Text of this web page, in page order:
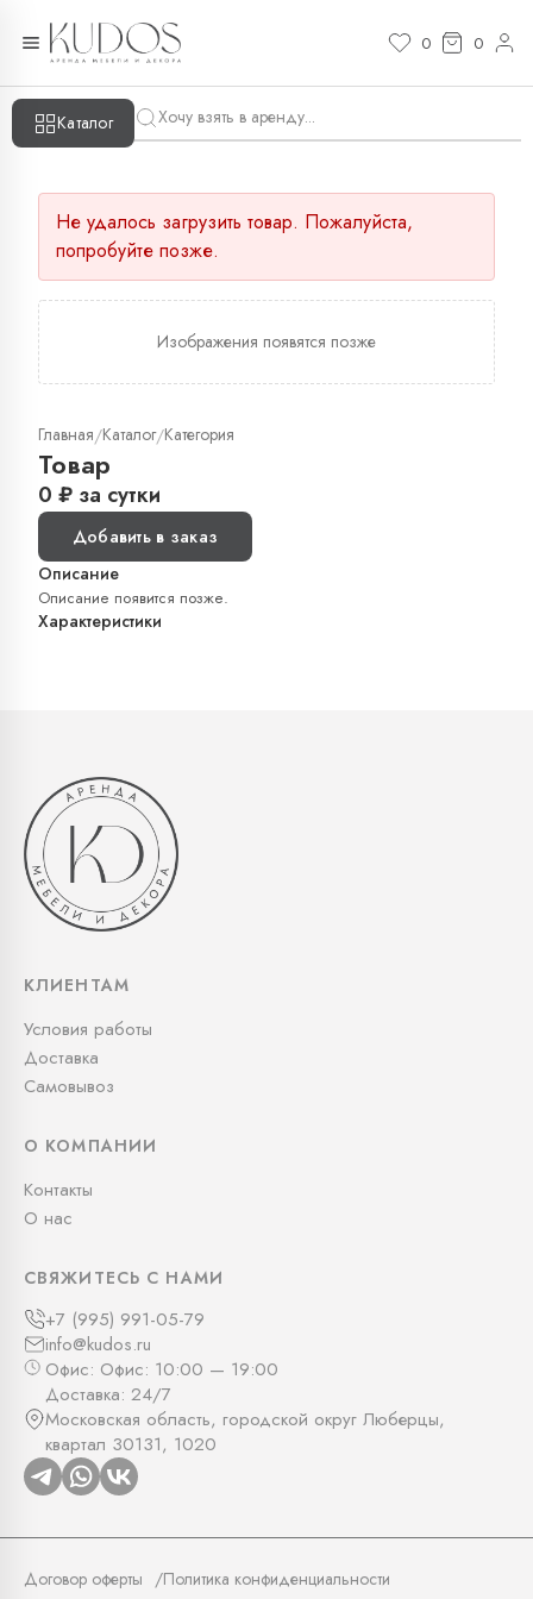
0 0
Каталог
Не удалось загрузить товар. Пожалуйста,
попробуйте позже.
Изображения появятся позже
Главная/Каталог/Категория
Товар
0 ₽ за сутки
Добавить в заказ
Описание
Описание появится позже.
Характеристики
КЛИЕНТАМ
Условия работы
Доставка
Самовывоз
О КОМПАНИИ
Контакты
О нас
СВЯЖИТЕСЬ С НАМИ
+7 (995) 991-05-79
info@kudos.ru
Офис: Офис: 10:00 — 19:00
Доставка: 24/7
Московская область, городской округ Люберцы,
квартал 30131, 1020
Договор оферты Политика конфиденциальности